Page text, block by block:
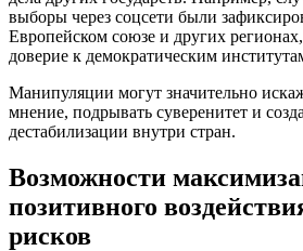
выборы через соцсети были
Европейском союзе и других
доверие к демократическим
Манипуляции могут значительно
мнение, подрывать суверенитет и
дестабилизации внутри стран.
Возможности
позитивного
рисков